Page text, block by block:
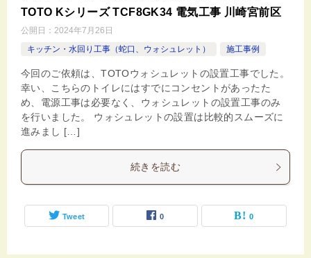
TOTO Kシリーズ TCF8GK34 電気工事 川崎宮前区
公開日： 2024年7月26日
キッチン・水回り工事（蛇口、ウォシュレット）
施工事例
今回のご依頼は、TOTOウォシュレットの設置工事でした。
幸い、こちらのトイレにはすでにコンセントがあったた
め、電源工事は必要なく、ウォシュレットの設置工事のみ
を行いました。 ウォシュレットの設置は比較的スムーズに
進みまし […]
続きを読む
Tweet 0 0